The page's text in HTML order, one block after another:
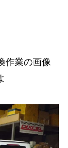
作業の画像